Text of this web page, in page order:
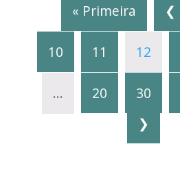
« Primeira ❮
10 11 12
... 20 30
❯